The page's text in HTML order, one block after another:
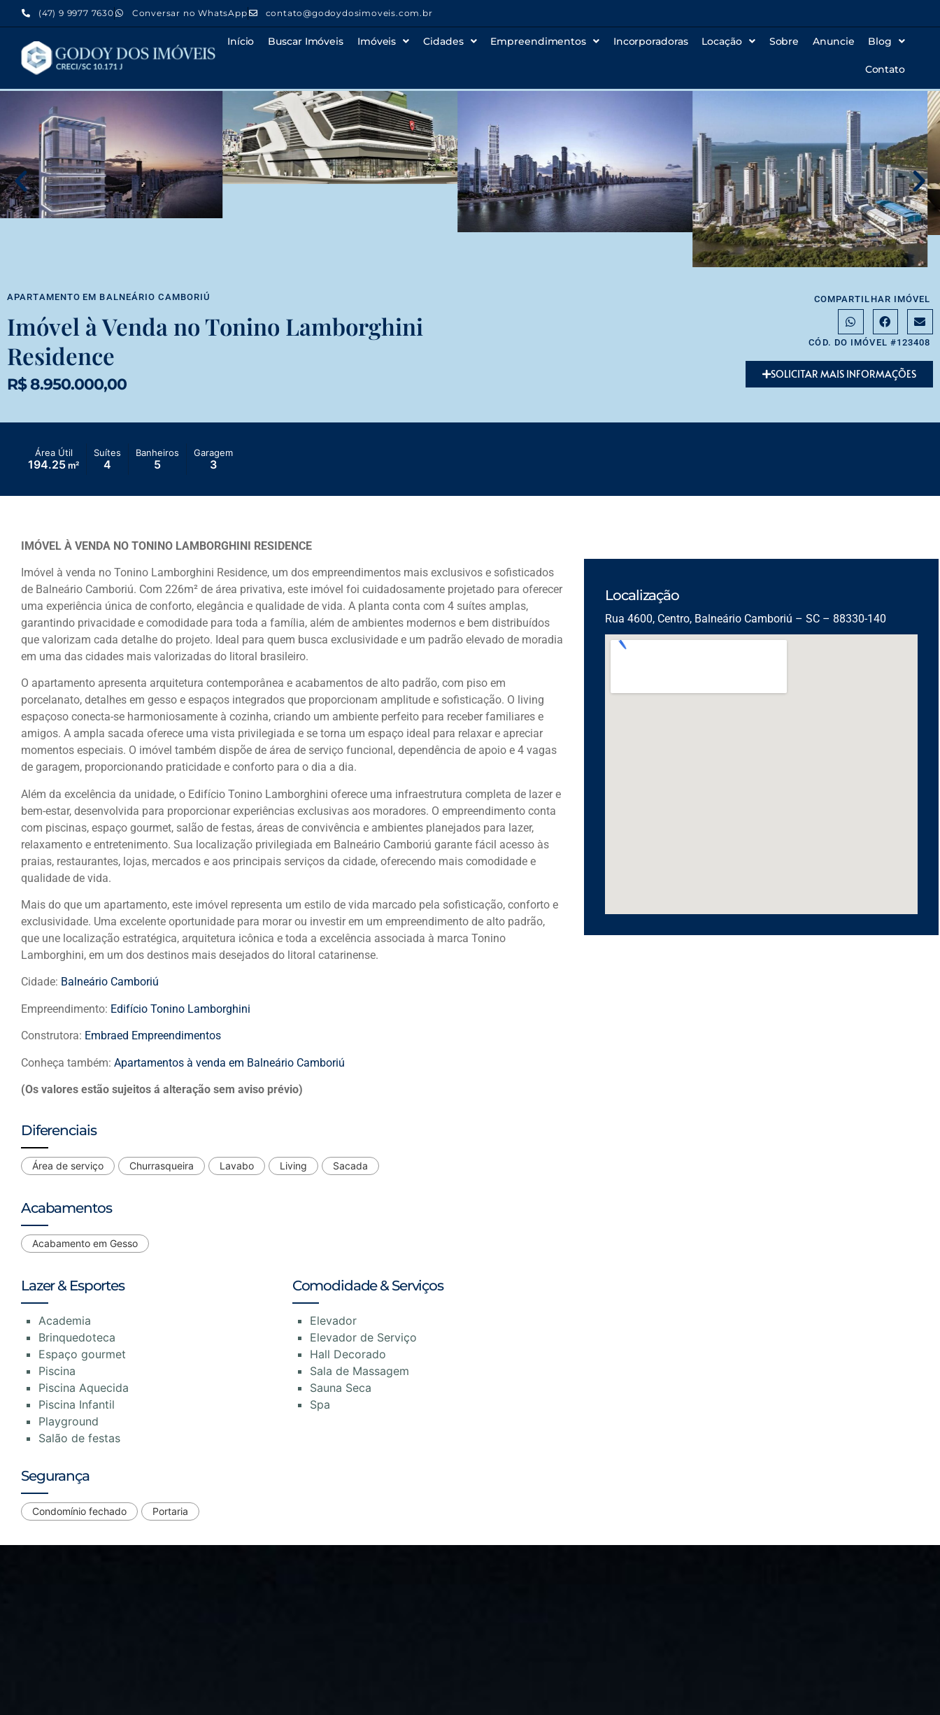
(47) 9 9977 7630 Conversar no WhatsApp contato@godoydosimoveis.com.br
Início Buscar Imóveis Imóveis Cidades Empreendimentos Incorporadoras Locação Sobre Anuncie Blog
Contato
APARTAMENTO EM BALNEÁRIO CAMBORIÚ
Imóvel à Venda no Tonino Lamborghini
Residence
R$ 8.950.000,00
COMPARTILHAR IMÓVEL
CÓD. DO IMÓVEL #123408
SOLICITAR MAIS INFORMAÇÕES
Área Útil
194.25 m²
Suítes
4
Banheiros
5
Garagem
3
IMÓVEL À VENDA NO TONINO LAMBORGHINI RESIDENCE
Imóvel à venda no Tonino Lamborghini Residence, um dos empreendimentos mais exclusivos e sofisticados
de Balneário Camboriú. Com 226m² de área privativa, este imóvel foi cuidadosamente projetado para oferecer
uma experiência única de conforto, elegância e qualidade de vida. A planta conta com 4 suítes amplas,
garantindo privacidade e comodidade para toda a família, além de ambientes modernos e bem distribuídos
que valorizam cada detalhe do projeto. Ideal para quem busca exclusividade e um padrão elevado de moradia
em uma das cidades mais valorizadas do litoral brasileiro.
O apartamento apresenta arquitetura contemporânea e acabamentos de alto padrão, com piso em
porcelanato, detalhes em gesso e espaços integrados que proporcionam amplitude e sofisticação. O living
espaçoso conecta-se harmoniosamente à cozinha, criando um ambiente perfeito para receber familiares e
amigos. A ampla sacada oferece uma vista privilegiada e se torna um espaço ideal para relaxar e apreciar
momentos especiais. O imóvel também dispõe de área de serviço funcional, dependência de apoio e 4 vagas
de garagem, proporcionando praticidade e conforto para o dia a dia.
Além da excelência da unidade, o Edifício Tonino Lamborghini oferece uma infraestrutura completa de lazer e
bem-estar, desenvolvida para proporcionar experiências exclusivas aos moradores. O empreendimento conta
com piscinas, espaço gourmet, salão de festas, áreas de convivência e ambientes planejados para lazer,
relaxamento e entretenimento. Sua localização privilegiada em Balneário Camboriú garante fácil acesso às
praias, restaurantes, lojas, mercados e aos principais serviços da cidade, oferecendo mais comodidade e
qualidade de vida.
Mais do que um apartamento, este imóvel representa um estilo de vida marcado pela sofisticação, conforto e
exclusividade. Uma excelente oportunidade para morar ou investir em um empreendimento de alto padrão,
que une localização estratégica, arquitetura icônica e toda a excelência associada à marca Tonino
Lamborghini, em um dos destinos mais desejados do litoral catarinense.
Cidade: Balneário Camboriú
Empreendimento: Edifício Tonino Lamborghini
Construtora: Embraed Empreendimentos
Conheça também: Apartamentos à venda em Balneário Camboriú
(Os valores estão sujeitos á alteração sem aviso prévio)
Diferenciais
Área de serviço Churrasqueira Lavabo Living Sacada
Acabamentos
Acabamento em Gesso
Lazer & Esportes
Academia
Brinquedoteca
Espaço gourmet
Piscina
Piscina Aquecida
Piscina Infantil
Playground
Salão de festas
Comodidade & Serviços
Elevador
Elevador de Serviço
Hall Decorado
Sala de Massagem
Sauna Seca
Spa
Segurança
Condomínio fechado Portaria
Localização
Rua 4600, Centro, Balneário Camboriú – SC – 88330-140